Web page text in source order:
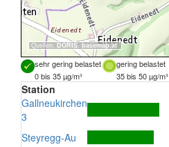
Quellen: DORIS, basemap.at
sehr gering belastet gering belastet
0 bis 35 µg/m³
35 bis 50 µg/m³
Station
Gallneukirchen
3
Steyregg-Au